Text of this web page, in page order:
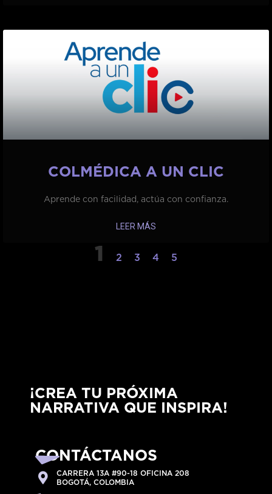
COLMÉDICA A UN CLIC
Aprende con facilidad, actúa con confianza.
LEER MÁS
1 2 3 4 5
¡CREA TU PRÓXIMA
NARRATIVA QUE INSPIRA!
CONTÁCTANOS
CARRERA 13A #90-18 OFICINA 208
BOGOTÁ, COLOMBIA